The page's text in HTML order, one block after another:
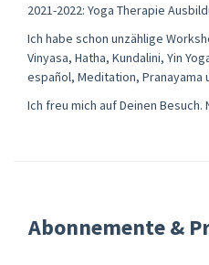
2021-2022: Yoga Therapie
Ich habe schon unzählige
Vinyasa, Hatha, Kundalini, Yin
español, Meditation, Pranayama
Ich freu mich auf Deinen Besuch.
Abonnemente &